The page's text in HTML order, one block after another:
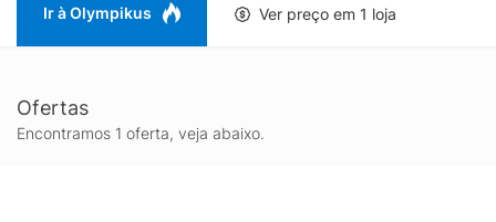
para uma pisada mais segura. EVASENSE- A tecnologia da
Ir à Olympikus Ver preço em 1 loja
Ofertas
Encontramos 1 oferta, veja abaixo.